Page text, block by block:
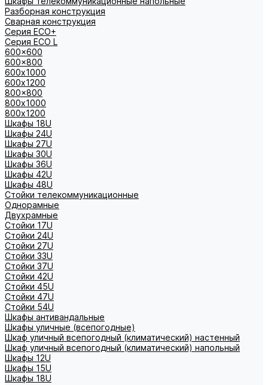
Разборная конструкция
Сварная конструкция
Серия ECO+
Серия ECO L
600x600
600x800
600х1000
600х1200
800x800
800х1000
800х1200
Шкафы 18U
Шкафы 24U
Шкафы 27U
Шкафы 30U
Шкафы 36U
Шкафы 42U
Шкафы 48U
Стойки телекоммуникационные
Однорамные
Двухрамные
Стойки 17U
Стойки 24U
Стойки 27U
Стойки 33U
Стойки 37U
Стойки 42U
Стойки 45U
Стойки 47U
Стойки 54U
Шкафы антивандальные
Шкафы уличные (всепогодные)
Шкаф уличный всепогодный (климатический) настенный
Шкаф уличный всепогодный (климатический) напольный
Шкафы 12U
Шкафы 15U
Шкафы 18U